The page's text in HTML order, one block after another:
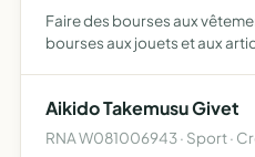
Faire des bourses aux
bourses aux jouets et aux
Aikido Takemusu Givet
RNA W081006943 · Sport ·